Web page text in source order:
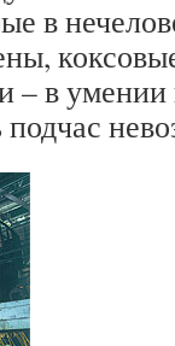
в
в умении
подчас